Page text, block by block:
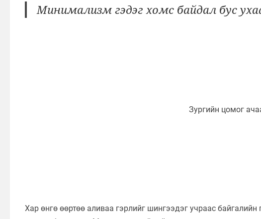
Минимализм гэдэг хомс байдал бус
Хар өнгө өөртөө аливаа гэрлийг шингээдэг учраас